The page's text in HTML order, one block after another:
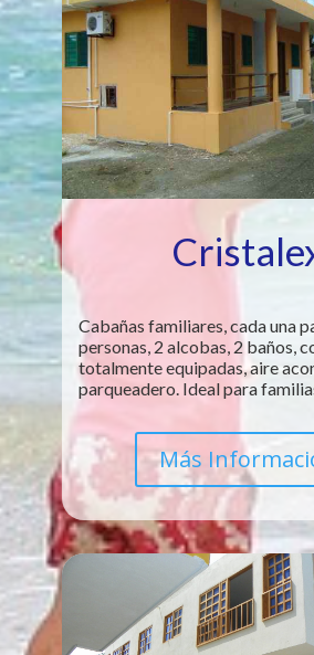
Cabañas familiares, cada una
personas, 2 alcobas, 2 baños,
totalmente equipadas, aire
parqueadero. Ideal para
Más